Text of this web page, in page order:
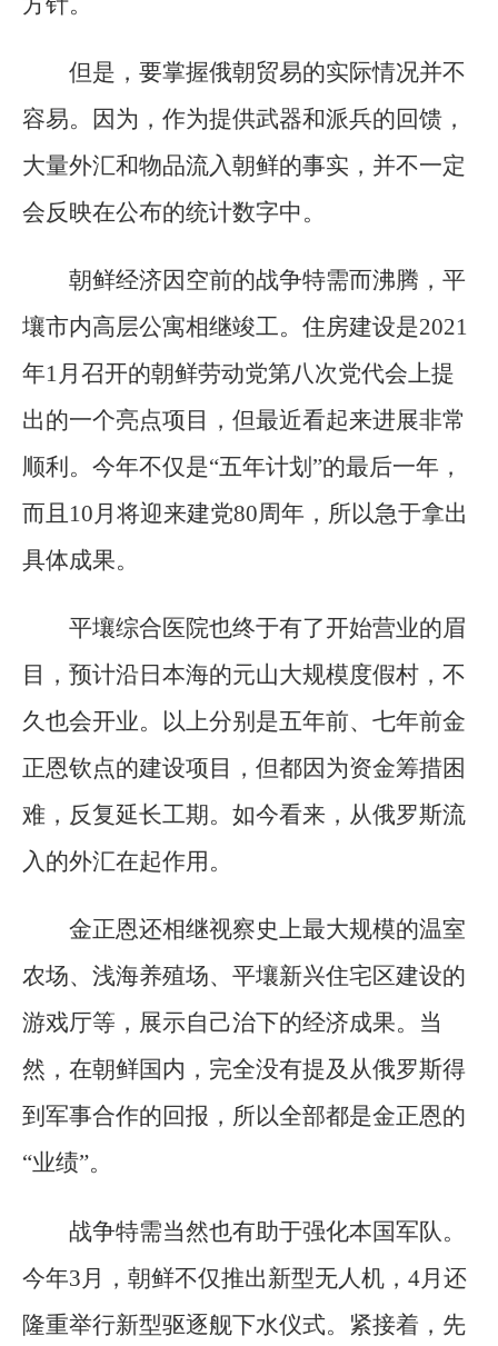
但是，要掌握俄朝贸易的实际情况并不
容易。因为，作为提供武器和派兵的回馈，
大量外汇和物品流入朝鲜的事实，并不一定
会反映在公布的统计数字中。
朝鲜经济因空前的战争特需而沸腾，平
壤市内高层公寓相继竣工。住房建设是2021
年1月召开的朝鲜劳动党第八次党代会上提
出的一个亮点项目，但最近看起来进展非常
顺利。今年不仅是“五年计划”的最后一年，
而且10月将迎来建党80周年，所以急于拿出
具体成果。
平壤综合医院也终于有了开始营业的眉
目，预计沿日本海的元山大规模度假村，不
久也会开业。以上分别是五年前、七年前金
正恩钦点的建设项目，但都因为资金筹措困
难，反复延长工期。如今看来，从俄罗斯流
入的外汇在起作用。
金正恩还相继视察史上最大规模的温室
农场、浅海养殖场、平壤新兴住宅区建设的
游戏厅等，展示自己治下的经济成果。当
然，在朝鲜国内，完全没有提及从俄罗斯得
到军事合作的回报，所以全部都是金正恩的
“业绩”。
战争特需当然也有助于强化本国军队。
今年3月，朝鲜不仅推出新型无人机，4月还
隆重举行新型驱逐舰下水仪式。紧接着，先